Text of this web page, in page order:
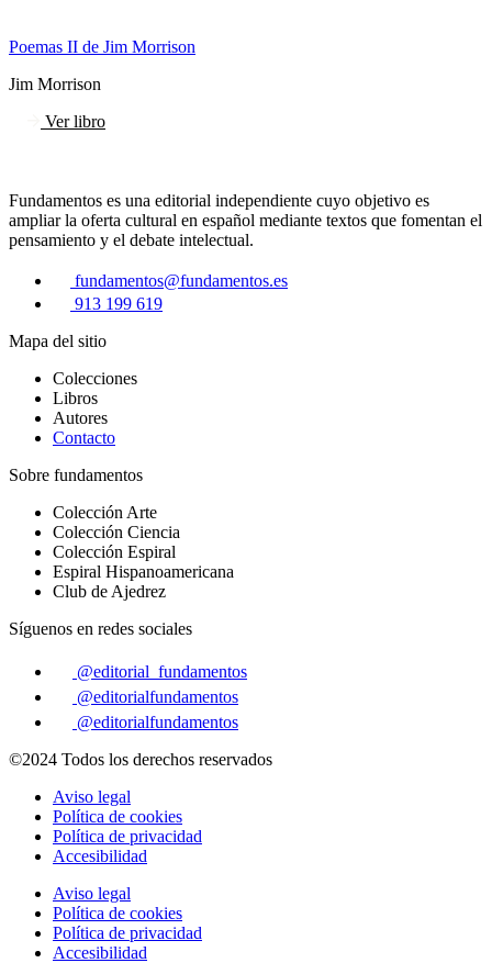
Poemas II de Jim Morrison
Jim Morrison
Ver libro
Fundamentos es una editorial independiente cuyo objetivo es
ampliar la oferta cultural en español mediante textos que fomentan el
pensamiento y el debate intelectual.
fundamentos@fundamentos.es
913 199 619
Mapa del sitio
Colecciones
Libros
Autores
Contacto
Sobre fundamentos
Colección Arte
Colección Ciencia
Colección Espiral
Espiral Hispanoamericana
Club de Ajedrez
Síguenos en redes sociales
@editorial_fundamentos
@editorialfundamentos
@editorialfundamentos
©2024 Todos los derechos reservados
Aviso legal
Política de cookies
Política de privacidad
Accesibilidad
Aviso legal
Política de cookies
Política de privacidad
Accesibilidad